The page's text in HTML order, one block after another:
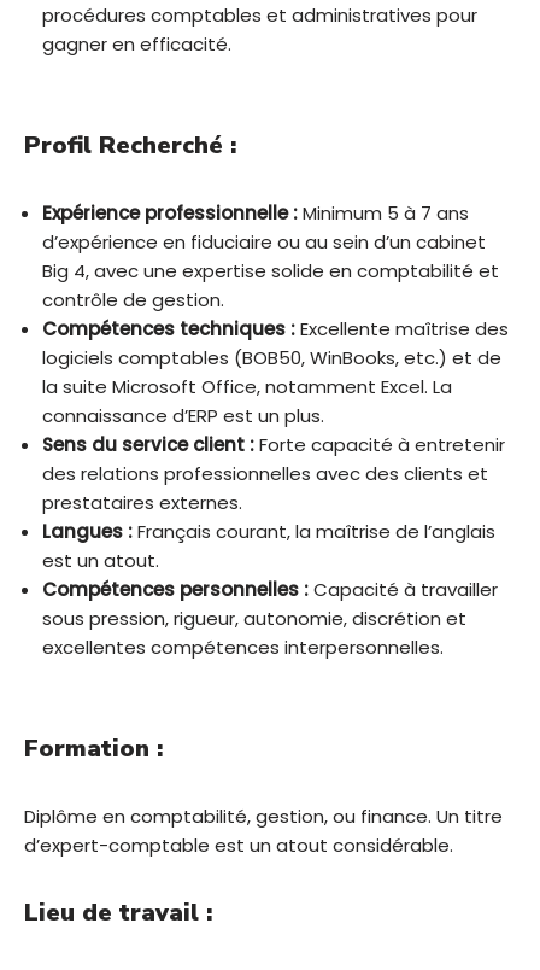
procédures comptables et administratives pour
gagner en efficacité.
Profil Recherché :
Expérience professionnelle :Minimum 5 à 7 ans
d’expérience en fiduciaire ou au sein d’un cabinet
Big 4, avec une expertise solide en comptabilité et
contrôle de gestion.
Compétences techniques :Excellente maîtrise des
logiciels comptables (BOB50, WinBooks, etc.) et de
la suite Microsoft Office, notamment Excel. La
connaissance d’ERP est un plus.
Sens du service client :Forte capacité à entretenir
des relations professionnelles avec des clients et
prestataires externes.
Langues :Français courant, la maîtrise de l’anglais
est un atout.
Compétences personnelles :Capacité à travailler
sous pression, rigueur, autonomie, discrétion et
excellentes compétences interpersonnelles.
Formation :
Diplôme en comptabilité, gestion, ou finance. Un titre
d’expert-comptable est un atout considérable.
Lieu de travail :